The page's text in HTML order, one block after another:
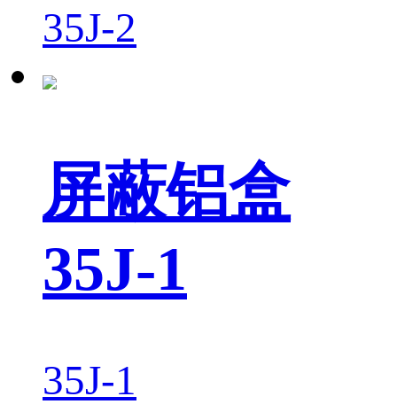
35J-2
屏蔽铝盒
35J-1
35J-1